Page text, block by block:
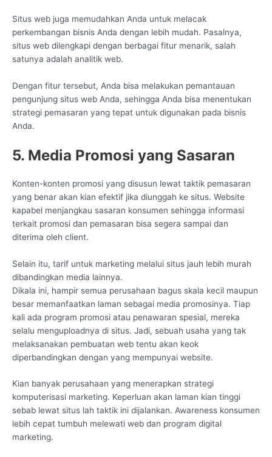
Situs web juga memudahkan Anda untuk melacak
perkembangan bisnis Anda dengan lebih mudah. Pasalnya,
situs web dilengkapi dengan berbagai fitur menarik, salah
satunya adalah analitik web.
Dengan fitur tersebut, Anda bisa melakukan pemantauan
pengunjung situs web Anda, sehingga Anda bisa menentukan
strategi pemasaran yang tepat untuk digunakan pada bisnis
Anda.
5. Media Promosi yang Sasaran
Konten-konten promosi yang disusun lewat taktik pemasaran
yang benar akan kian efektif jika diunggah ke situs. Website
kapabel menjangkau sasaran konsumen sehingga informasi
terkait promosi dan pemasaran bisa segera sampai dan
diterima oleh client.
Selain itu, tarif untuk marketing melalui situs jauh lebih murah
dibandingkan media lainnya.
Dikala ini, hampir semua perusahaan bagus skala kecil maupun
besar memanfaatkan laman sebagai media promosinya. Tiap
kali ada program promosi atau penawaran spesial, mereka
selalu menguploadnya di situs. Jadi, sebuah usaha yang tak
melaksanakan pembuatan web tentu akan keok
diperbandingkan dengan yang mempunyai website.
Kian banyak perusahaan yang menerapkan strategi
komputerisasi marketing. Keperluan akan laman kian tinggi
sebab lewat situs lah taktik ini dijalankan. Awareness konsumen
lebih cepat tumbuh melewati web dan program digital
marketing.